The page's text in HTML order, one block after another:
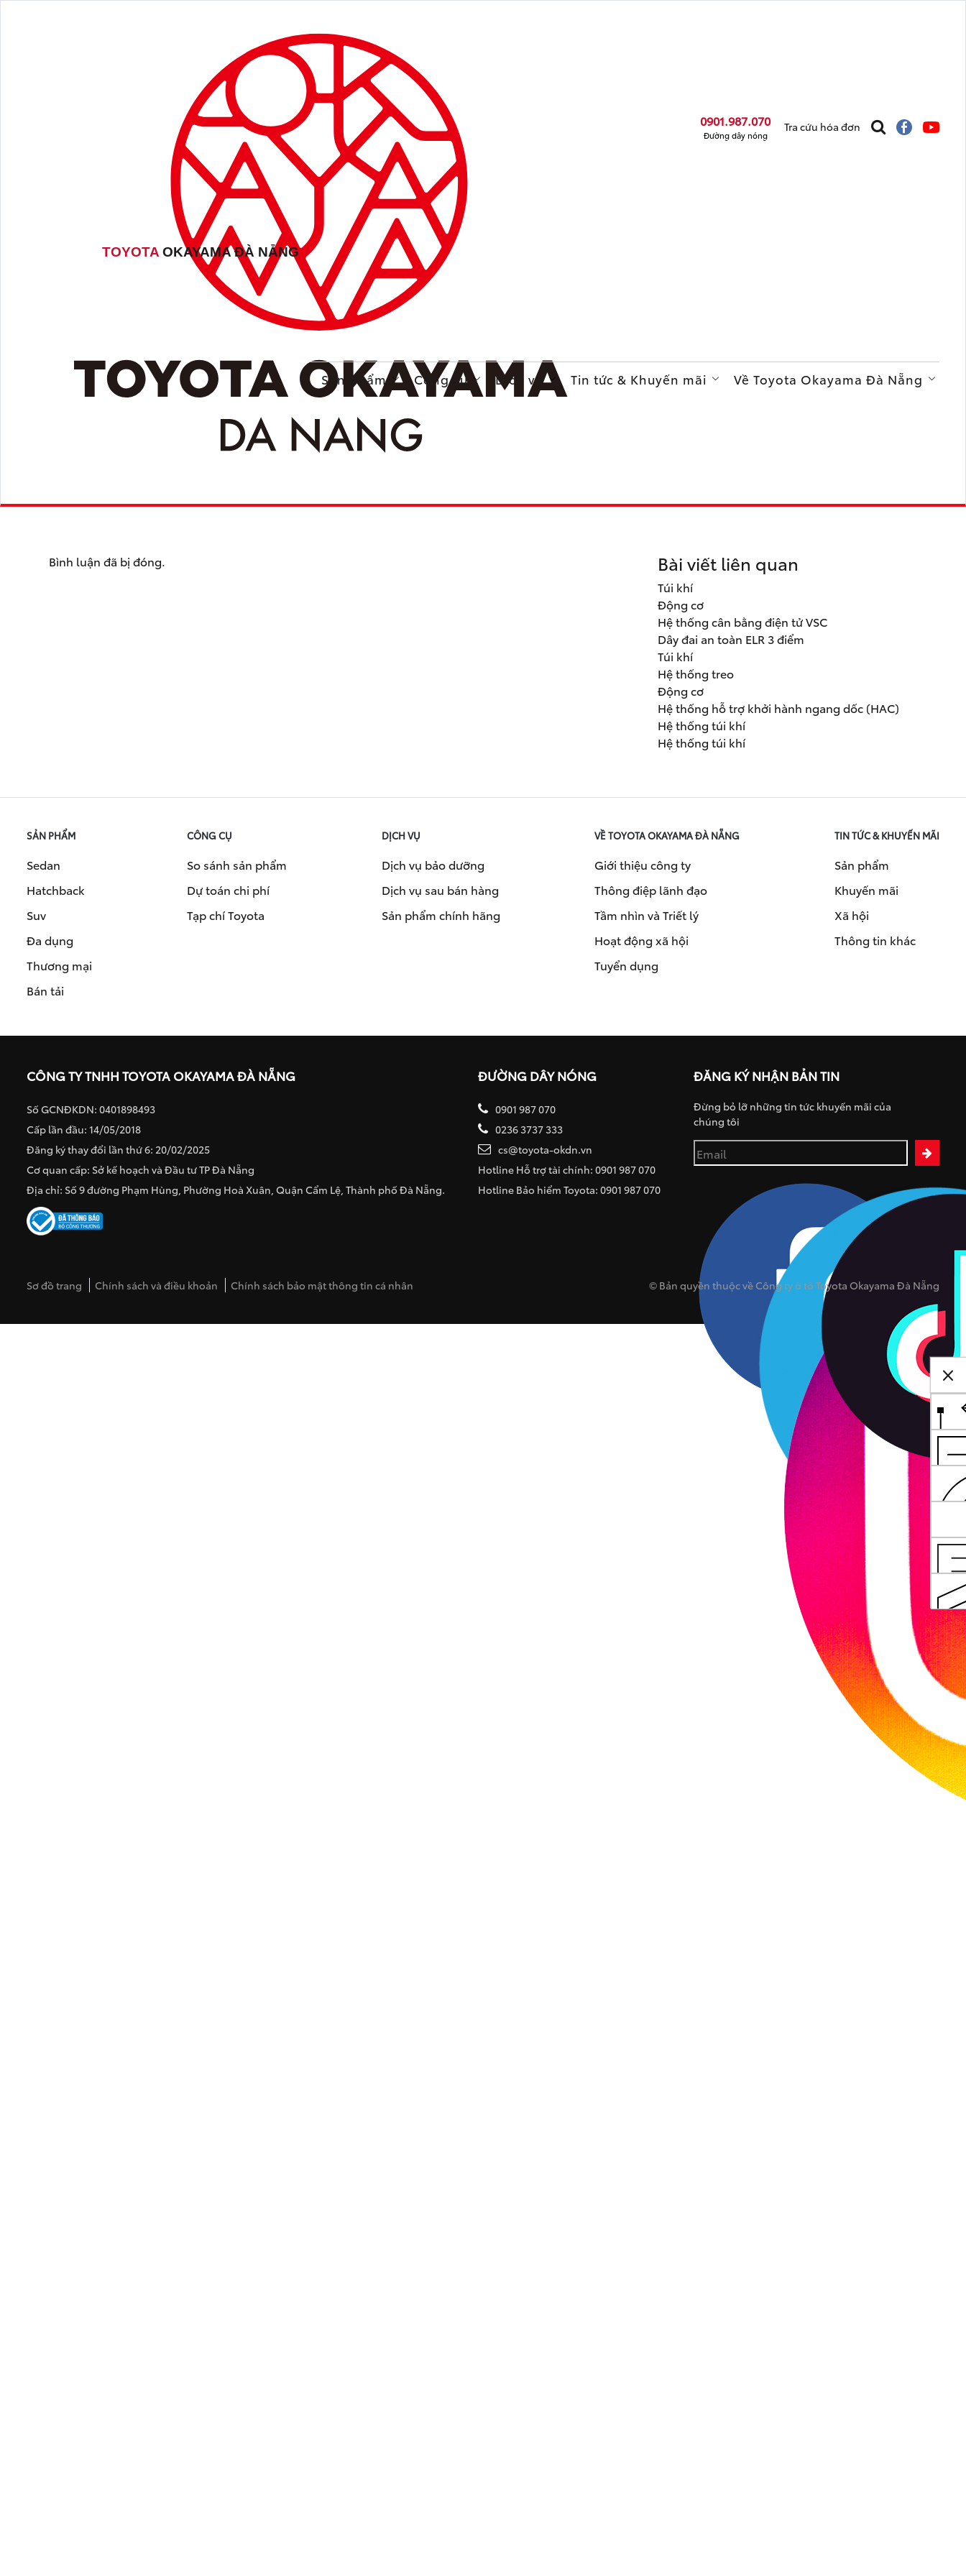
TOYOTA OKAYAMA ĐÀ NẴNG
0901.987.070
Đường dây nóng
Tra cứu hóa đơn
Sản phẩm Công cụ Dịch vụ Tin tức & Khuyến mãi Về Toyota Okayama Đà Nẵng
Bình luận đã bị đóng. Bài viết liên quan
Túi khí
Động cơ
Hệ thống cân bằng điện tử VSC
Dây đai an toàn ELR 3 điểm
Túi khí
Hệ thống treo
Động cơ
Hệ thống hỗ trợ khởi hành ngang dốc (HAC)
Hệ thống túi khí
Hệ thống túi khí
SẢN PHẨM
Sedan
Hatchback
Suv
Đa dụng
Thương mại
Bán tải
CÔNG CỤ
So sánh sản phẩm
Dự toán chi phí
Tạp chí Toyota
DỊCH VỤ
Dịch vụ bảo dưỡng
Dịch vụ sau bán hàng
Sản phẩm chính hãng
VỀ TOYOTA OKAYAMA ĐÀ NẴNG
Giới thiệu công ty
Thông điệp lãnh đạo
Tầm nhìn và Triết lý
Hoạt động xã hội
Tuyển dụng
TIN TỨC & KHUYẾN MÃI
Sản phẩm
Khuyến mãi
Xã hội
Thông tin khác
CÔNG TY TNHH TOYOTA OKAYAMA ĐÀ NẴNG
Số GCNĐKDN: 0401898493
Cấp lần đầu: 14/05/2018
Đăng ký thay đổi lần thứ 6: 20/02/2025
Cơ quan cấp: Sở kế hoạch và Đầu tư TP Đà Nẵng
Địa chỉ: Số 9 đường Phạm Hùng, Phường Hoà Xuân, Quận Cẩm Lệ, Thành phố Đà Nẵng.
ĐƯỜNG DÂY NÓNG
0901 987 070
0236 3737 333
cs@toyota-okdn.vn
Hotline Hỗ trợ tài chính: 0901 987 070
Hotline Bảo hiểm Toyota: 0901 987 070
ĐĂNG KÝ NHẬN BẢN TIN
Đừng bỏ lỡ những tin tức khuyến mãi của
chúng tôi
Sơ đồ trang Chính sách và điều khoản Chính sách bảo mật thông tin cá nhân © Bản quyền thuộc về Công ty ô tô Toyota Okayama Đà Nẵng